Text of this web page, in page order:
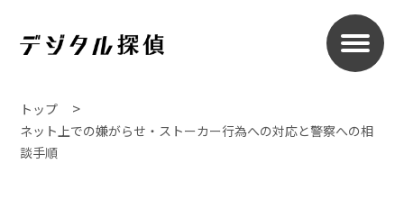
トップ
ネット上での嫌がらせ・ストーカー行為への対応と警察への相
談手順